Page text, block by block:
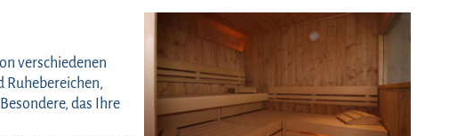
verschiedenen
Ruhebereichen,
das Ihre